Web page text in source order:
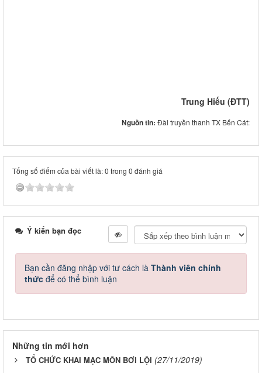
Trung Hiếu (ĐTT)
Nguồn tin: Đài truyền thanh TX Bến Cát:
Tổng số điểm của bài viết là: 0 trong 0 đánh giá
Ý kiến bạn đọc
Bạn cần đăng nhập với tư cách là Thành viên chính
thức để có thể bình luận
Những tin mới hơn
TỔ CHỨC KHAI MẠC MÔN BƠI LỘI (27/11/2019)